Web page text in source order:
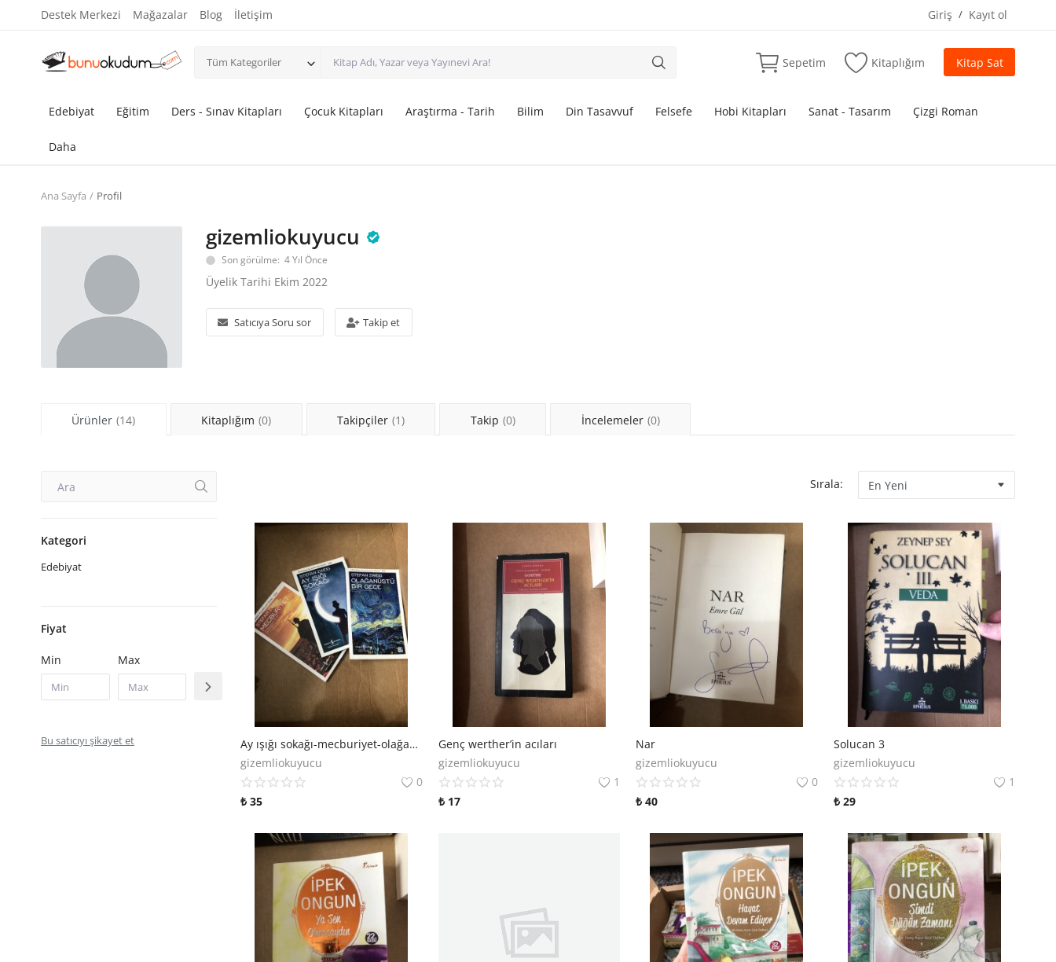
Destek Merkezi Mağazalar Blog İletişim Giriş / Kayıt ol
Tüm Kategoriler Sepetim Kitaplığım Kitap Sat
Edebiyat Eğitim Ders - Sınav Kitapları Çocuk Kitapları Araştırma - Tarih Bilim Din Tasavvuf Felsefe Hobi Kitapları Sanat - Tasarım Çizgi Roman
Daha
Ana Sayfa Profil
gizemliokuyucu
Son görülme: 4 Yıl Önce
Üyelik Tarihi Ekim 2022
Satıcıya Soru sor Takip et
Ürünler (14) Kitaplığım (0) Takipçiler (1) Takip (0) İncelemeler (0)
Kategori
Edebiyat
Fiyat
Min Max
Bu satıcıyı şikayet et
Sırala:
Ay ışığı sokağı-mecburiyet-olağanüstü bir gece
gizemliokuyucu
0
₺ 35
Genç werther’in acıları
gizemliokuyucu
1
₺17
Nar
gizemliokuyucu
0
₺ 40
Solucan 3
gizemliokuyucu
1
₺29